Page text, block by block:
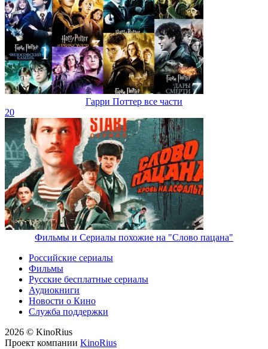
Гарри Поттер все части
20
Фильмы и Сериалы похожие на "Слово пацана"
Российские сериалы
Фильмы
Русские бесплатные сериалы
Аудиокниги
Новости о Кино
Служба поддержки
2026 © KinoRius
Проект компании KinoRius